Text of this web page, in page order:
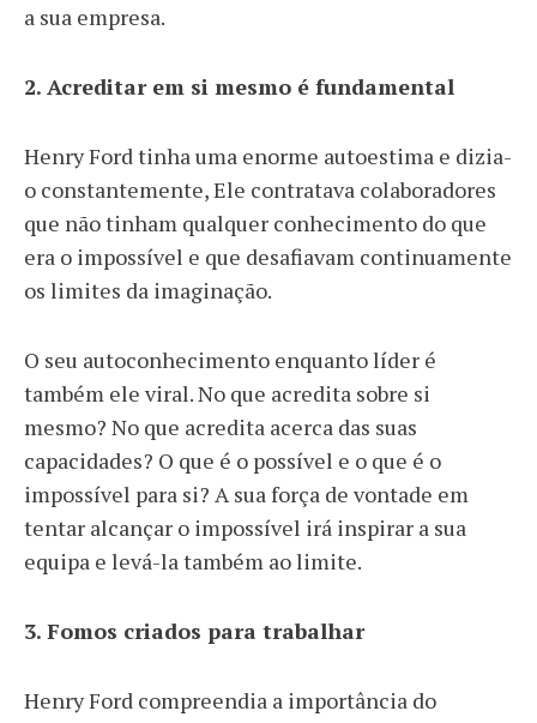
a sua empresa.
2. Acreditar em si mesmo é fundamental
Henry Ford tinha uma enorme autoestima e dizia-
o constantemente, Ele contratava colaboradores
que não tinham qualquer conhecimento do que
era o impossível e que desafiavam continuamente
os limites da imaginação.
O seu autoconhecimento enquanto líder é
também ele viral. No que acredita sobre si
mesmo? No que acredita acerca das suas
capacidades? O que é o possível e o que é o
impossível para si? A sua força de vontade em
tentar alcançar o impossível irá inspirar a sua
equipa e levá-la também ao limite.
3. Fomos criados para trabalhar
Henry Ford compreendia a importância do